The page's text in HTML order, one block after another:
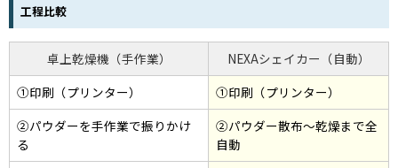
工程比較
卓上乾燥機（手作業）
NEXAシェイカー（自動）
①印刷（プリンター）
①印刷（プリンター）
②パウダーを手作業で振りかけ
る
②パウダー散布〜乾燥まで全
自動